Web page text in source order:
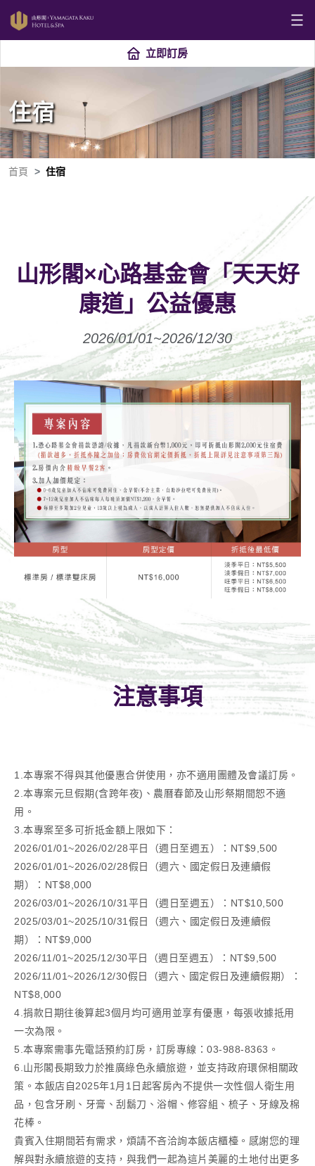
立即訂房
住宿
首頁 住宿
山形閣×心路基金會「天天好
康道」公益優惠
2026/01/01~2026/12/30
注意事項
1.本專案不得與其他優惠合併使用，亦不適用團體及會議訂房。
2.本專案元旦假期(含跨年夜)、農曆春節及山形祭期間恕不適
用。
3.本專案至多可折抵金額上限如下：
2026/01/01~2026/02/28平日（週日至週五）：NT$9,500
2026/01/01~2026/02/28假日（週六、國定假日及連續假
期）：NT$8,000
2026/03/01~2026/10/31平日（週日至週五）：NT$10,500
2025/03/01~2025/10/31假日（週六、國定假日及連續假
期）：NT$9,000
2026/11/01~2025/12/30平日（週日至週五）：NT$9,500
2026/11/01~2026/12/30假日（週六、國定假日及連續假期）：
NT$8,000
4.捐款日期往後算起3個月均可適用並享有優惠，每張收據抵用
一次為限。
5.本專案需事先電話預約訂房，訂房專線：03-988-8363。
6.山形閣長期致力於推廣綠色永續旅遊，並支持政府環保相關政
策。本飯店自2025年1月1日起客房內不提供一次性個人衛生用
品，包含牙刷、牙膏、刮鬍刀、浴帽、修容組、梳子、牙線及棉
花棒。
貴賓入住期間若有需求，煩請不吝洽詢本飯店櫃檯。感謝您的理
解與對永續旅遊的支持，與我們一起為這片美麗的土地付出更多